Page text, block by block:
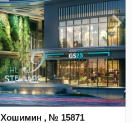
Хошимин , № 15871